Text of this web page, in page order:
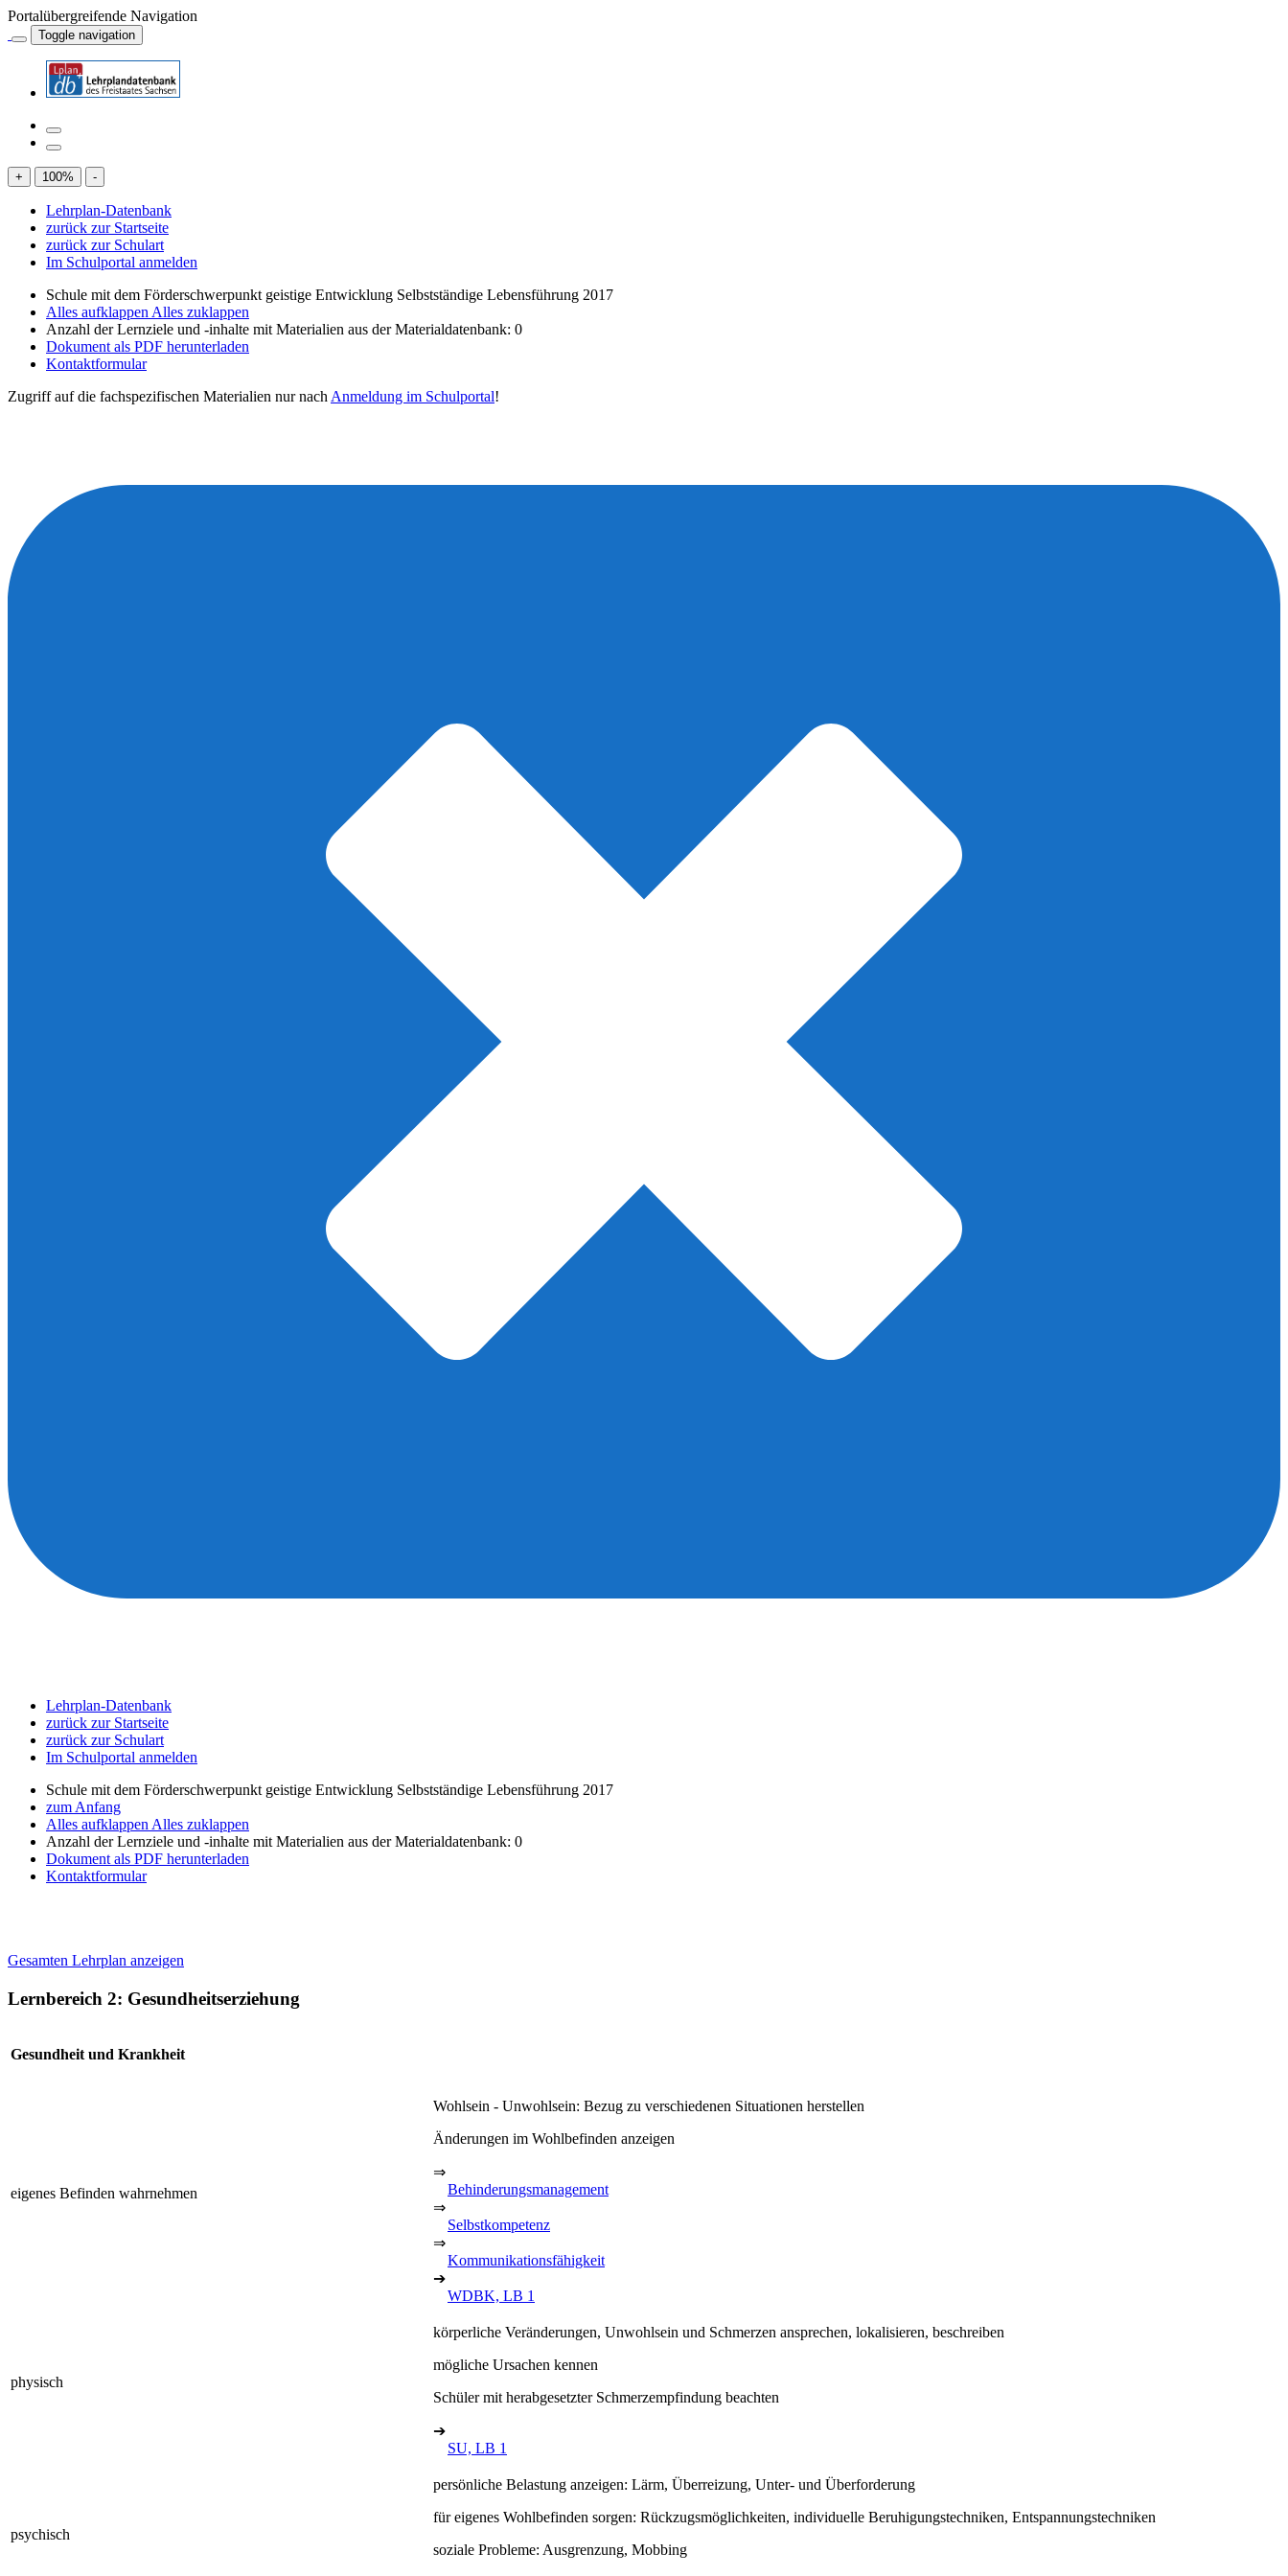
Portalübergreifende Navigation
Toggle navigation
+ 100% -
Lehrplan-Datenbank
zurück zur Startseite
zurück zur Schulart
Im Schulportal anmelden
Schule mit dem Förderschwerpunkt geistige Entwicklung Selbstständige Lebensführung 2017
Alles aufklappen Alles zuklappen
Anzahl der Lernziele und -inhalte mit Materialien aus der Materialdatenbank: 0
Dokument als PDF herunterladen
Kontaktformular
Zugriff auf die fachspezifischen Materialien nur nach Anmeldung im Schulportal!
Lehrplan-Datenbank
zurück zur Startseite
zurück zur Schulart
Im Schulportal anmelden
Schule mit dem Förderschwerpunkt geistige Entwicklung Selbstständige Lebensführung 2017
zum Anfang
Alles aufklappen Alles zuklappen
Anzahl der Lernziele und -inhalte mit Materialien aus der Materialdatenbank: 0
Dokument als PDF herunterladen
Kontaktformular
Gesamten Lehrplan anzeigen
Lernbereich 2: Gesundheitserziehung
Gesundheit und Krankheit
eigenes Befinden wahrnehmen
Wohlsein - Unwohlsein: Bezug zu verschiedenen Situationen herstellen
Änderungen im Wohlbefinden anzeigen
⇒
Behinderungsmanagement
⇒
Selbstkompetenz
⇒
Kommunikationsfähigkeit
➔
WDBK, LB 1
physisch
körperliche Veränderungen, Unwohlsein und Schmerzen ansprechen, lokalisieren, beschreiben
mögliche Ursachen kennen
Schüler mit herabgesetzter Schmerzempfindung beachten
➔
SU, LB 1
psychisch
persönliche Belastung anzeigen: Lärm, Überreizung, Unter- und Überforderung
für eigenes Wohlbefinden sorgen: Rückzugsmöglichkeiten, individuelle Beruhigungstechniken, Entspannungstechniken
soziale Probleme: Ausgrenzung, Mobbing